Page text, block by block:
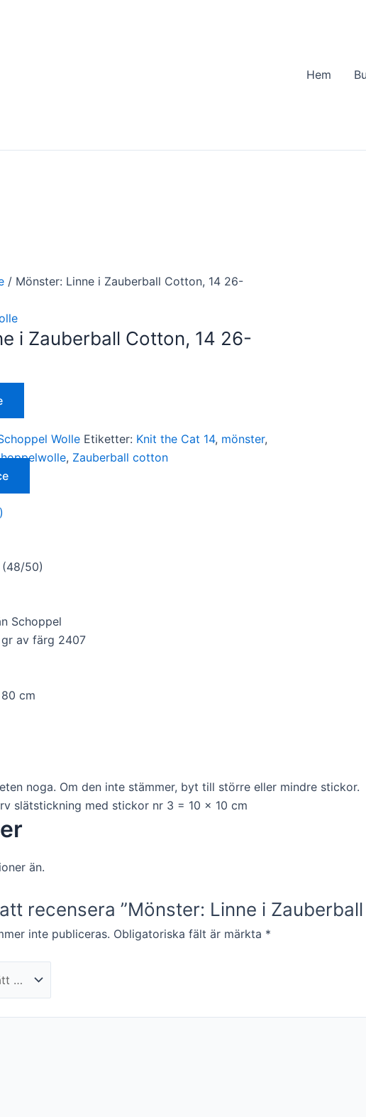
Hem
/ Mönster: Linne i Zauberball Cotton, 14 26-
i Zauberball Cotton, 14 26-
Wolle Etiketter: Knit the Cat 14, mönster,
, Zauberball cotton
50)
Schoppel
av färg 2407
cm
noga. Om den inte stämmer, byt till större eller mindre stickor.
slätstickning med stickor nr 3 = 10 x 10 cm
än.
recensera ”Mönster: Linne i
inte publiceras. Obligatoriska fält är märkta *